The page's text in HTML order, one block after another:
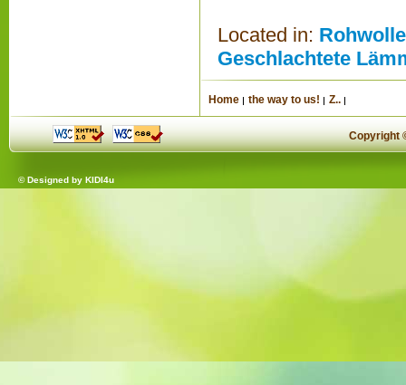
Located in: Rohwolle
Geschlachtete
Home the way to us! Z..
Copyright
© Designed by KIDI4u